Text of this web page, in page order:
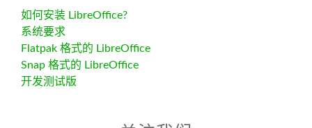
如何安装 LibreOffice?
系统要求
Flatpak 格式的 LibreOffice
Snap 格式的 LibreOffice
开发测试版